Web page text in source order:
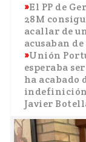
El PP de
28M
acallar de
acusaban
Unión
esperaba
ha
indefinición
Javier